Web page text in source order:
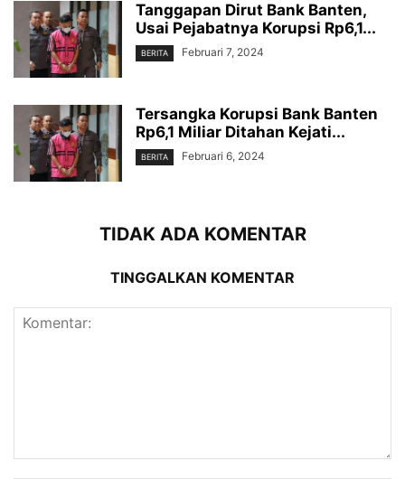
Tanggapan Dirut Bank Banten,
Usai Pejabatnya Korupsi Rp6,1...
BERITA Februari 7, 2024
Tersangka Korupsi Bank Banten
Rp6,1 Miliar Ditahan Kejati...
BERITA Februari 6, 2024
TIDAK ADA KOMENTAR
TINGGALKAN KOMENTAR